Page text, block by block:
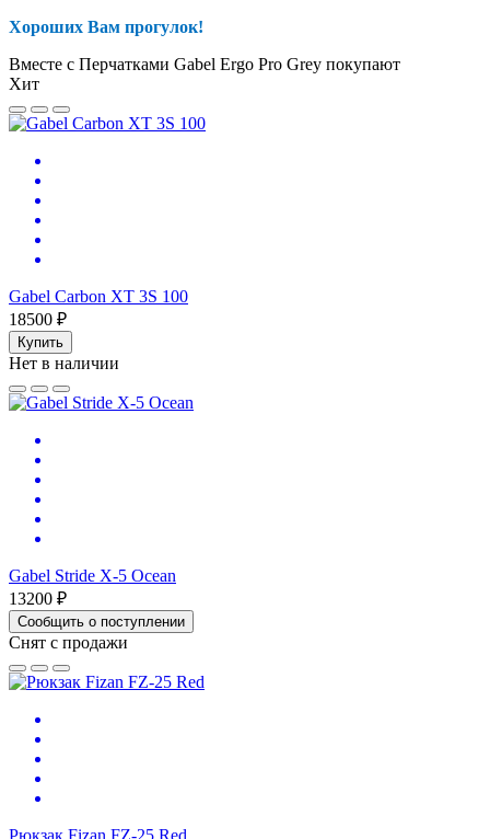
Хороших Вам прогулок!
Вместе с Перчатками Gabel Ergo Pro Grey покупают
Хит
Gabel Carbon XT 3S 100
18500 ₽
Купить
Нет в наличии
Gabel Stride X-5 Ocean
13200 ₽
Сообщить о поступлении
Снят с продажи
Рюкзак Fizan FZ-25 Red